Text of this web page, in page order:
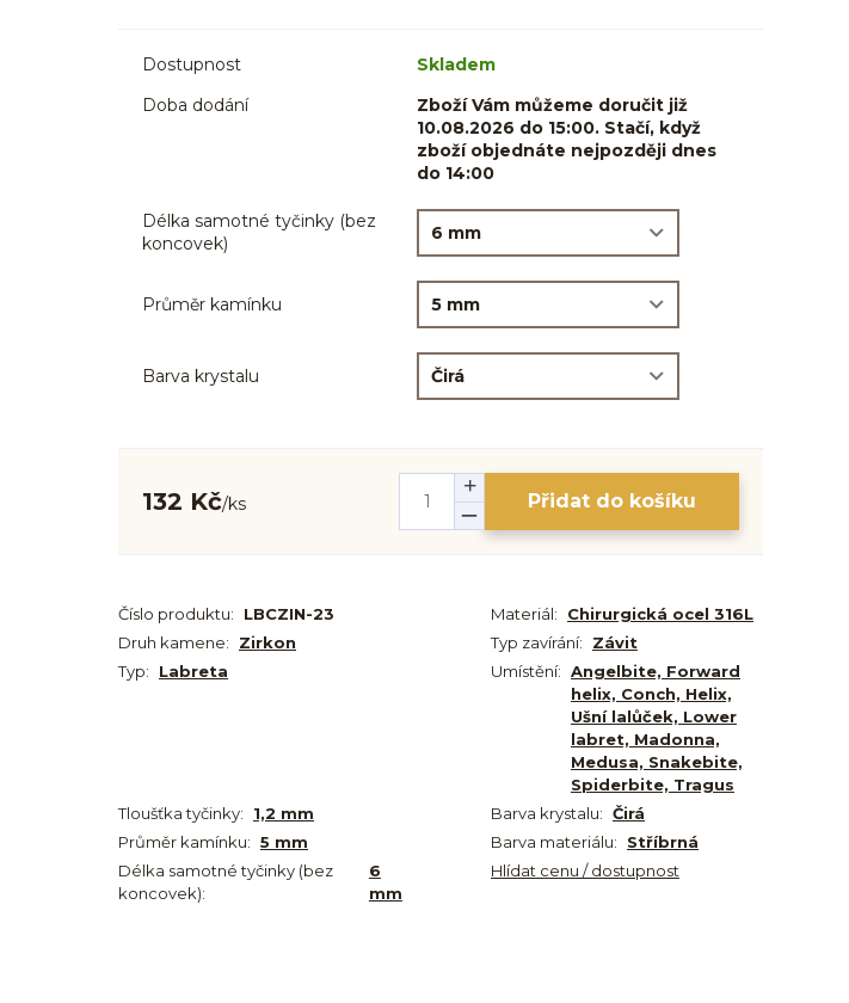
Dostupnost
Skladem
Doba dodání
Zboží Vám můžeme doručit již
10.08.2026 do 15:00. Stačí, když
zboží objednáte nejpozději dnes
do 14:00
Délka samotné tyčinky (bez
koncovek)
Průměr kamínku
Barva krystalu
132 Kč/ks Přidat do košíku
Číslo produktu: LBCZIN-23 Materiál:
Chirurgická ocel 316L
Druh kamene:
Zirkon Typ zavírání:
Závit
Typ:
Labreta Umístění: Angelbite, Forward
helix, Conch, Helix,
Ušní lalůček, Lower
labret, Madonna,
Medusa, Snakebite,
Spiderbite, Tragus
Tloušťka tyčinky:
1,2 mm Barva krystalu: Čirá
Průměr kamínku: 5 mm Barva materiálu:
Stříbrná
Délka samotné tyčinky (bez
koncovek):
6
mm
Hlídat cenu / dostupnost